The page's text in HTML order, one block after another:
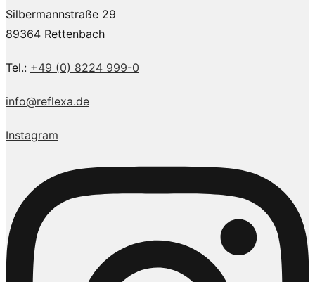
Silbermannstraße 29
89364 Rettenbach
Tel.: +49 (0) 8224 999-0
info@reflexa.de
Instagram